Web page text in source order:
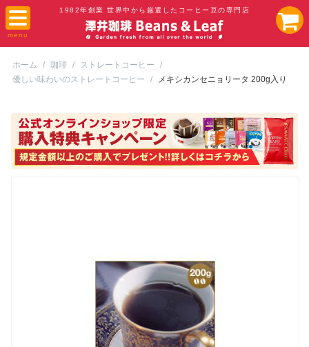
1982年創業 世界中から厳選したコーヒー豆の専門店
ホーム / 珈琲 / ストレートコーヒー
/
優しい味わいのストレートコーヒー
/ メキシカンセニョリータ 200g入り